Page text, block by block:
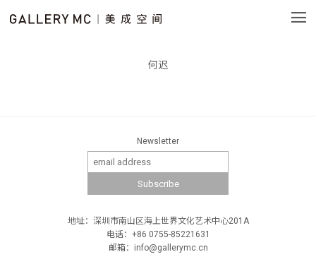
何迟
Newsletter
地址：深圳市南山区海上世界文化艺术中心201A
电话：+86 0755-85221631
邮箱：info@gallerymc.cn